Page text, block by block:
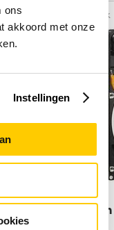
ons
akkoord met onze
Instellingen
Vergelijk